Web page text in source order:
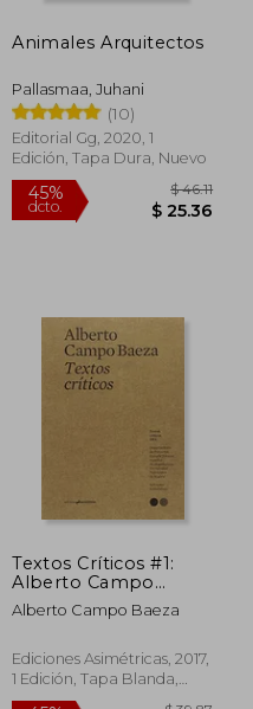
Animales Arquitectos
Pallasmaa, Juhani
(10)
Editorial Gg, 2020, 1
Edición, Tapa Dura, Nuevo
45%
dcto.
Textos Críticos #1:
Alberto Campo
Baeza
Alberto Campo Baeza
Ediciones Asimétricas, 2017,
1 Edición, Tapa Blanda,
Nuevo